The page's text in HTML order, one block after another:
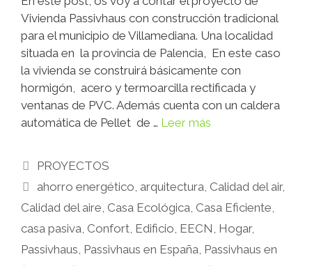
Vivienda Passivhaus con construcción tradicional
para el municipio de Villamediana. Una localidad
situada en la provincia de Palencia, En este caso
la vivienda se construirá básicamente con
hormigón, acero y termoarcilla rectificada y
ventanas de PVC. Además cuenta con un caldera
automática de Pellet de … Leer más
PROYECTOS
ahorro energético arquitectura Calidad del air,
Calidad del aire Casa Ecológica Casa Eficiente
casa pasiva Confort Edificio EECN Hogar,
Passivhaus Passivhaus en España Passivhaus en